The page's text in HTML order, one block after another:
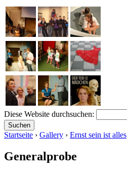
Diese Website durchsuchen:
Startseite › Gallery › Ernst sein ist alles
Generalprobe